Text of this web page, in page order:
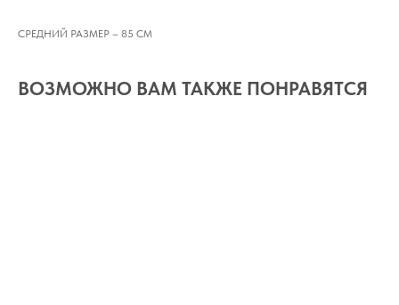
СРЕДНИЙ РАЗМЕР – 85 СМ
ВОЗМОЖНО ВАМ ТАКЖЕ ПОНРАВЯТСЯ